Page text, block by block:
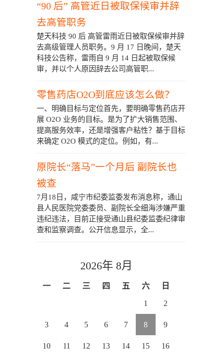
“90 后” 高管近日被取保候审并辞
去高管职务
楚天科技 90 后 高管雷雨近日被取保候审并辞
去高级管理人员职务。9 月 17 日晚间，楚天
科技公告称，雷雨自 9 月 14 日起被取保候
审，并以个人原因辞去公司高管职...
零售药店O2O到底应该怎么做？
一、明确目标与定位首先，要明确零售药店开
展 O2O 业务的目标。是为了扩大销售范围、
提高服务效率，还是增强客户粘性？基于目标
来确定 O2O 模式的定位。例如，有...
原院长“落马”一个月后 副院长也
被查
7月18日，咸宁市纪委监委发布消息称，通山
县人民医院党委委员、副院长全细海涉嫌严重
违纪违法，目前正接受通山县纪委监委纪律审
查和监察调查。公开信息显示，全...
2026年 8月
一 二 三 四 五 六 日
1 2
3 4 5 6 7 8 9
10 11 12 13 14 15 16